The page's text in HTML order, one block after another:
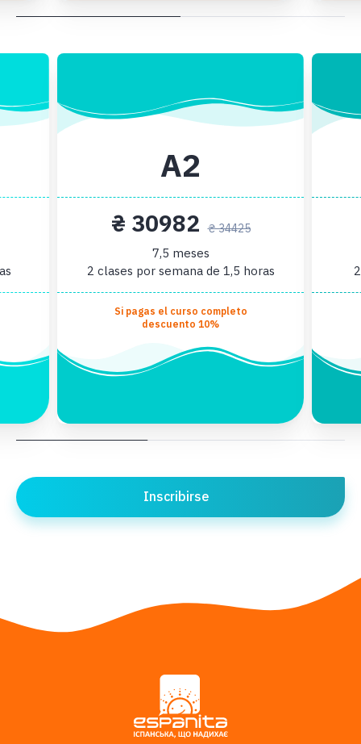
А2
₴ 30982 ₴ 34425
7,5 meses
2 clases por semana de 1,5 horas
Si pagas el curso completo
descuento 10%
Inscribirse